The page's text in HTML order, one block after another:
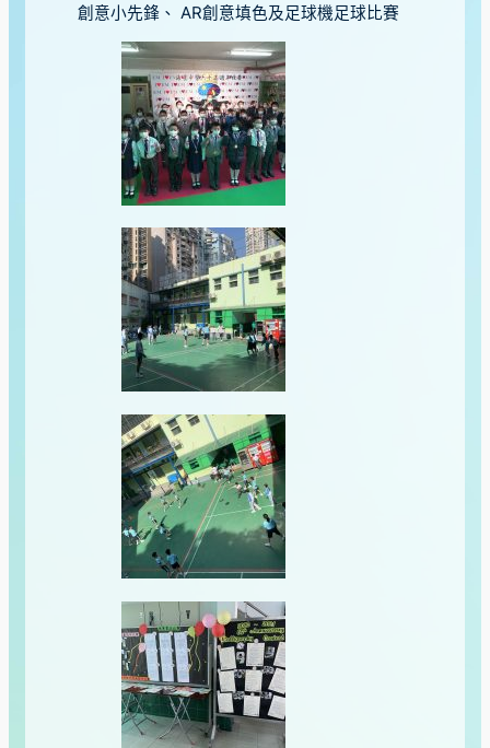
創意小先鋒、 AR創意填色及足球機足球比賽